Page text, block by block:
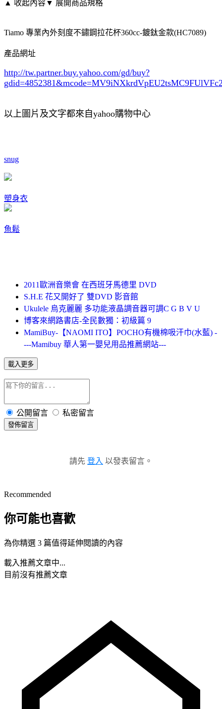
▲ 收起內容▼ 展開商品規格
Tiamo 專業內外刻度不鏽鋼拉花杯360cc-鍍鈦金款(HC7089)
產品網址
http://tw.partner.buy.yahoo.com/gd/buy?
gdid=4852381
以上圖片及文字都來自yahoo購物中心
snug
塑身衣
魚鬆
2011歐洲音樂會 在西班牙馬德里 DVD
S.H.E 花又開好了 雙DVD 影音館
Ukulele 烏克麗麗 多功能液晶調音器可調C G B V U
博客來網路書店-全民數獨：初級篇 9
MamiBuy-【NAOMI ITO】POCHO有機棉吸汗巾(水藍) -
---Mamibuy 華人第一嬰兒用品推薦網站---
載入更多
公開留言 私密留言
發佈留言
請先 登入 以發表留言。
Recommended
你可能也喜歡
為你精選 3 篇值得延伸閱讀的內容
載入推薦文章中...
目前沒有推薦文章